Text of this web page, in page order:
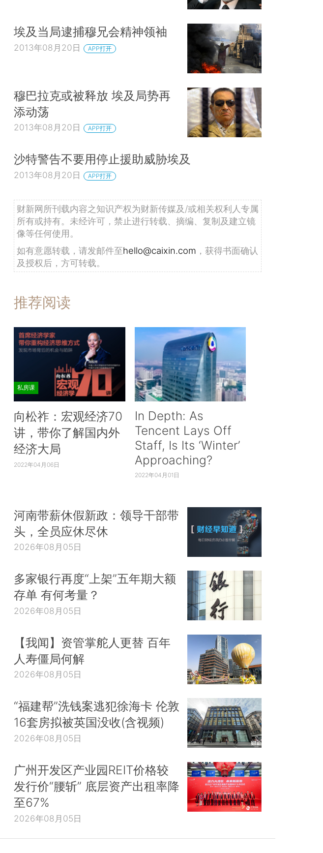
埃及当局逮捕穆兄会精神领袖
2013年08月20日 APP打开
穆巴拉克或被释放 埃及局势再
添动荡
2013年08月20日 APP打开
沙特警告不要用停止援助威胁埃及
2013年08月20日 APP打开
财新网所刊载内容之知识产权为财新传媒及/或相关权利人专属
所有或持有。未经许可，禁止进行转载、摘编、复制及建立镜
像等任何使用。
如有意愿转载，请发邮件至hello@caixin.com ，获得书面确认
及授权后，方可转载。
推荐阅读
私房课
向松祚：宏观经济70
讲，带你了解国内外
经济大局
2022年04月06日
In Depth: As
Tencent Lays Off
Staff, Is Its ‘Winter’
Approaching?
2022年04月01日
河南带薪休假新政：领导干部带
头，全员应休尽休
2026年08月05日
多家银行再度“上架”五年期大额
存单 有何考量？
2026年08月05日
【我闻】资管掌舵人更替 百年
人寿僵局何解
2026年08月05日
“福建帮”洗钱案逃犯徐海卡 伦敦
16套房拟被英国没收(含视频)
2026年08月05日
广州开发区产业园REIT价格较
发行价“腰斩” 底层资产出租率降
至67%
2026年08月05日